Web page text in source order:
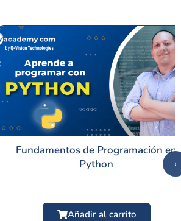
Fundamentos de Programación en
Python
Añadir al carrito
›